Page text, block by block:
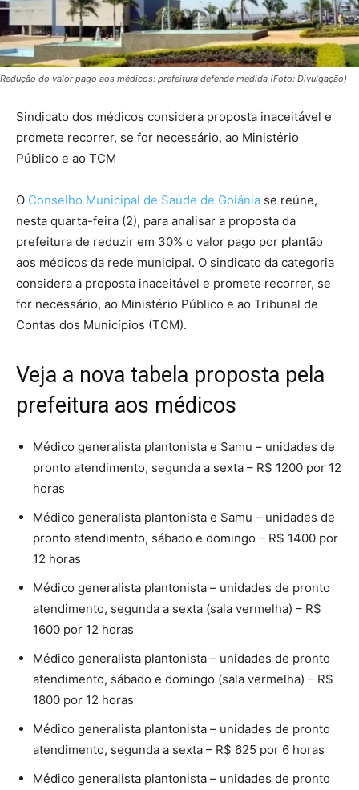
Redução do valor pago aos médicos: prefeitura defende medida (Foto: Divulgação)
Sindicato dos médicos considera proposta inaceitável e
promete recorrer, se for necessário, ao Ministério
Público e ao TCM
O Conselho Municipal de Saúde de Goiânia se reúne,
nesta quarta-feira (2), para analisar a proposta da
prefeitura de reduzir em 30% o valor pago por plantão
aos médicos da rede municipal. O sindicato da categoria
considera a proposta inaceitável e promete recorrer, se
for necessário, ao Ministério Público e ao Tribunal de
Contas dos Municípios (TCM).
Veja a nova tabela proposta pela
prefeitura aos médicos
Médico generalista plantonista e Samu – unidades de
pronto atendimento, segunda a sexta – R$ 1200 por 12
horas
Médico generalista plantonista e Samu – unidades de
pronto atendimento, sábado e domingo – R$ 1400 por
12 horas
Médico generalista plantonista – unidades de pronto
atendimento, segunda a sexta (sala vermelha) – R$
1600 por 12 horas
Médico generalista plantonista – unidades de pronto
atendimento, sábado e domingo (sala vermelha) – R$
1800 por 12 horas
Médico generalista plantonista – unidades de pronto
atendimento, segunda a sexta – R$ 625 por 6 horas
Médico generalista plantonista – unidades de pronto